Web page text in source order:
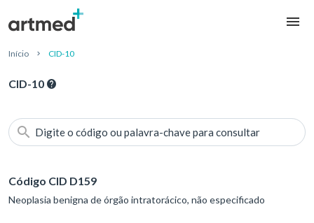
Início CID-10
CID-10
Digite o código ou palavra-chave para consultar
Código CID D159
Neoplasia benigna de órgão intratorácico, não especificado